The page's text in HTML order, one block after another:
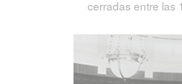
cerradas entre las